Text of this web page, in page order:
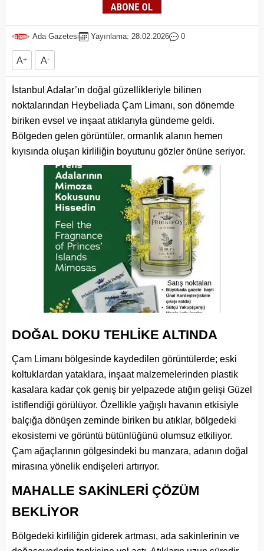
Ada Gazetesi Yayınlama: 28.02.2026 0
A+ A-
İstanbul Adalar’ın doğal güzellikleriyle bilinen
noktalarından Heybeliada Çam Limanı, son dönemde
biriken evsel ve inşaat atıklarıyla gündeme geldi.
Bölgeden gelen görüntüler, ormanlık alanın hemen
kıyısında oluşan kirliliğin boyutunu gözler önüne seriyor.
DOĞAL DOKU TEHLİKE ALTINDA
Çam Limanı bölgesinde kaydedilen görüntülerde; eski
koltuklardan yataklara, inşaat malzemelerinden plastik
kasalara kadar çok geniş bir yelpazede atığın gelişi Güzel
istiflendiği görülüyor. Özellikle yağışlı havanın etkisiyle
balçığa dönüşen zeminde biriken bu atıklar, bölgedeki
ekosistemi ve görüntü bütünlüğünü olumsuz etkiliyor.
Çam ağaçlarının gölgesindeki bu manzara, adanın doğal
mirasına yönelik endişeleri artırıyor.
MAHALLE SAKİNLERİ ÇÖZÜM
BEKLİYOR
Bölgedeki kirliliğin giderek artması, ada sakinlerinin ve